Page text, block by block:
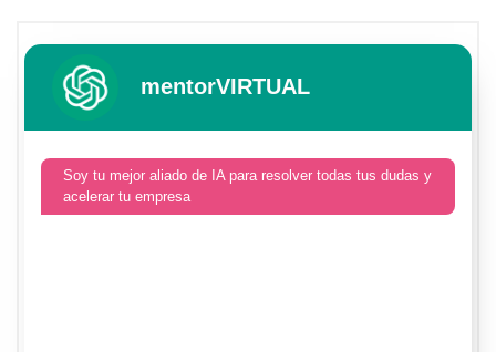
mentorVIRTUAL
Soy tu mejor aliado de IA para resolver todas tus dudas y
acelerar tu empresa